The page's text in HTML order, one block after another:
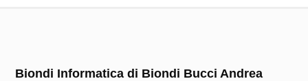
Biondi Informatica di Biondi Bucci Andrea